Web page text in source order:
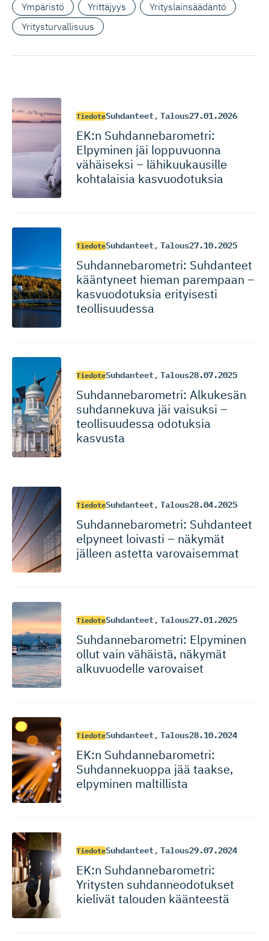
Ympäristö
Yrittäjyys
Yrityslainsäädäntö
Yritysturvallisuus
TiedoteSuhdanteet, Talous27.01.2026
EK:n Suhdanneba­ro­metri:
Elpyminen jäi loppuvuonna
vähäiseksi – lähikuukausille
kohtalaisia kasvuodotuksia
TiedoteSuhdanteet, Talous27.10.2025
Suhdanneba­ro­metri: Suhdanteet
kääntyneet hieman parempaan –
kasvuodotuksia erityisesti
teollisuudessa
TiedoteSuhdanteet, Talous28.07.2025
Suhdanneba­ro­metri: Alkukesän
suhdannekuva jäi vaisuksi –
teollisuudessa odotuksia
kasvusta
TiedoteSuhdanteet, Talous28.04.2025
Suhdanneba­ro­metri: Suhdanteet
elpyneet loivasti – näkymät
jälleen astetta varovaisemmat
TiedoteSuhdanteet, Talous27.01.2025
Suhdanneba­ro­metri: Elpyminen
ollut vain vähäistä, näkymät
alkuvuodelle varovaiset
TiedoteSuhdanteet, Talous28.10.2024
EK:n Suhdanneba­ro­metri:
Suhdannekuoppa jää taakse,
elpyminen maltillista
TiedoteSuhdanteet, Talous29.07.2024
EK:n Suhdanneba­ro­metri:
Yritysten suhdanneo­do­tukset
kielivät talouden käänteestä